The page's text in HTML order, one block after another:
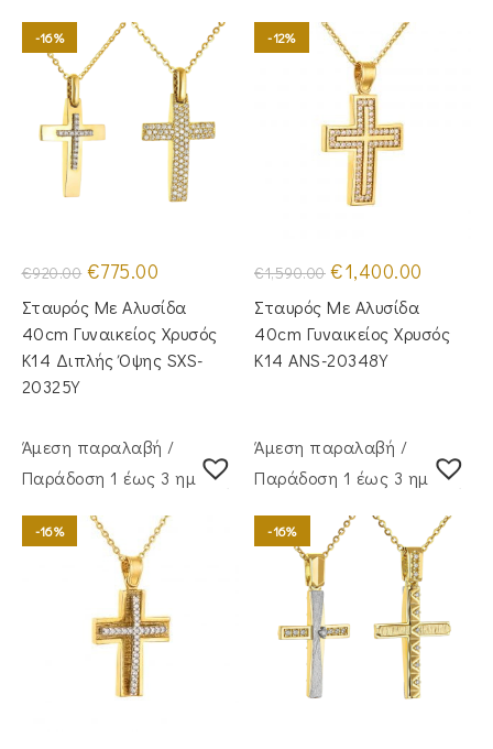
-16%
€920.00 Original
price
was:
€920.00.
€775.00
τιμή
είναι:
€775.00.
Σταυρός Με Αλυσίδα
40cm Γυναικείος Χρυσός
Κ14 Διπλής Όψης SXS-
20325Y
-12%
€1,590.00 Original
price
was:
€1,590.00.
€1,400.00
Σταυρός Με Αλυσίδα
40cm Γυναικείος Χρυσός
Κ14 ANS-20348Y
Άμεση παραλαβή /
Παράδoση 1 έως 3 ημέρες
-16%
Άμεση παραλαβή /
Παράδoση 1 έως 3 ημέρες
-16%